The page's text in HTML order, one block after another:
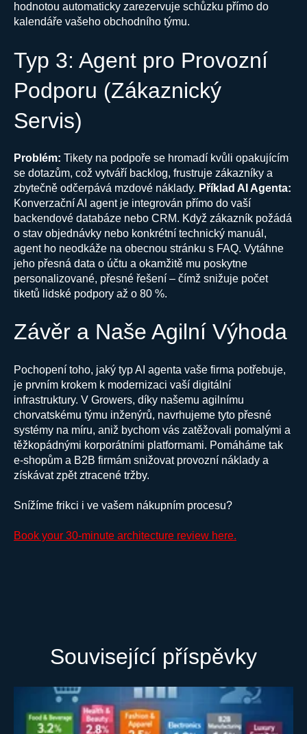
hodnotou automaticky zarezervuje schůzku přímo do
kalendáře vašeho obchodního týmu.
Typ 3: Agent pro Provozní
Podporu (Zákaznický
Servis)
Problém: Tikety na podpoře se hromadí kvůli opakujícím
se dotazům, což vytváří backlog, frustruje zákazníky a
zbytečně odčerpává mzdové náklady. Příklad AI Agenta:
Konverzační AI agent je integrován přímo do vaší
backendové databáze nebo CRM. Když zákazník požádá
o stav objednávky nebo konkrétní technický manuál,
agent ho neodkáže na obecnou stránku s FAQ. Vytáhne
jeho přesná data o účtu a okamžitě mu poskytne
personalizované, přesné řešení – čímž snižuje počet
tiketů lidské podpory až o 80 %.
Závěr a Naše Agilní Výhoda
Pochopení toho, jaký typ AI agenta vaše firma potřebuje,
je prvním krokem k modernizaci vaší digitální
infrastruktury. V Growers, díky našemu agilnímu
chorvatskému týmu inženýrů, navrhujeme tyto přesné
systémy na míru, aniž bychom vás zatěžovali pomalými a
těžkopádnými korporátními platformami. Pomáháme tak
e-shopům a B2B firmám snižovat provozní náklady a
získávat zpět ztracené tržby.
Snížíme frikci i ve vašem nákupním procesu?
Book your 30-minute architecture review here.
Související příspěvky